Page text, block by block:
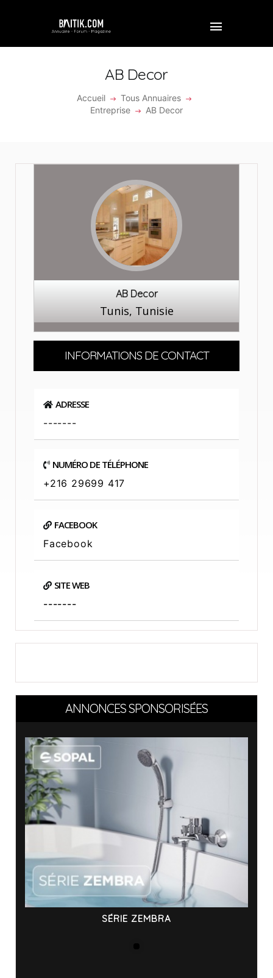
AB Decor
Accueil
Tous Annuaires
Entreprise
AB Decor
ACCUEIL
ENTREPRISE
REJOINDRE BAITIK
AB Decor
Tunis, Tunisie
INFORMATIONS DE CONTACT
ADRESSE
-------
NUMÉRO DE TÉLÉPHONE
+216 29699 417
FACEBOOK
Facebook
SITE WEB
-------
ANNONCES SPONSORISÉES
SÉRIE ZEMBRA